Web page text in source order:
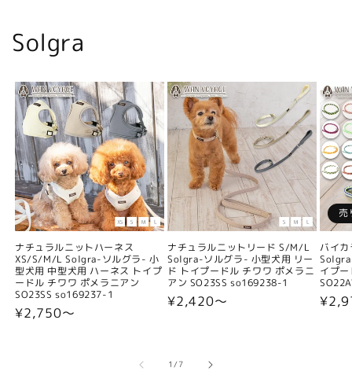
Solgra
ナチュラルニットハーネス
XS/S/M/L Solgra-ソルグラ- 小
型犬用 中型犬用 ハーネス トイプ
ードル チワワ ポメラニアン
SO23SS so169237-1
通
¥2,750〜
ナチュラルニットリード S/M/L
Solgra-ソルグラ- 小型犬用 リー
ド トイプードル チワワ ポメラニ
アン SO23SS so169238-1
通
¥2,420〜
売
バイ
イプ
通
1/の
7